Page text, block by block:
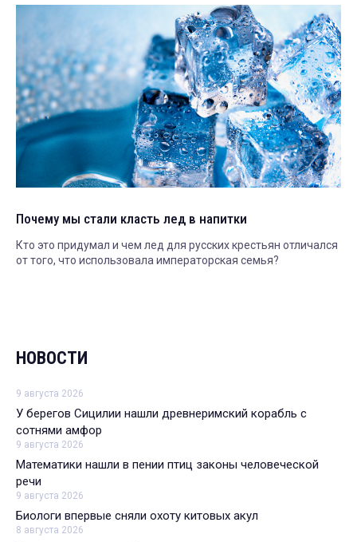
Почему мы стали класть лед в напитки
Кто это придумал и чем лед для русских крестьян отличался
от того, что использовала императорская семья?
НОВОСТИ
9 августа 2026
У берегов Сицилии нашли древнеримский корабль с
сотнями амфор
9 августа 2026
Математики нашли в пении птиц законы человеческой
речи
9 августа 2026
Биологи впервые сняли охоту китовых акул
8 августа 2026